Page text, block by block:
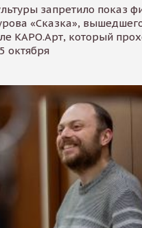
запретило показ
«Сказка»,
КАРО.Арт, который
октября